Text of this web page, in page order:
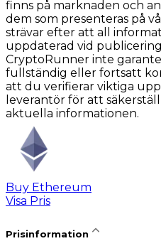
finns på marknaden och
dem som presenteras på
strävar efter att all
uppdaterad vid
CryptoRunner inte
fullständig eller fortsatt
att du verifierar viktiga
leverantör för att
aktuella informationen.
Buy Ethereum
Visa Pris
Prisinformation